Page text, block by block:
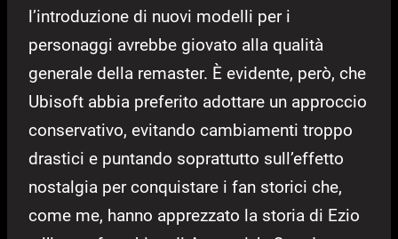
l’introduzione di nuovi modelli per i
personaggi avrebbe giovato alla qualità
generale della remaster. È evidente, però, che
Ubisoft abbia preferito adottare un approccio
conservativo, evitando cambiamenti troppo
drastici e puntando soprattutto sull’effetto
nostalgia per conquistare i fan storici che,
come me, hanno apprezzato la storia di Ezio